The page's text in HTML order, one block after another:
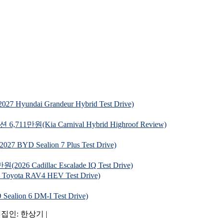
Hyundai Grandeur Hybrid Test Drive)
만원(Kia Carnival Hybrid Highroof Review)
BYD Sealion 7 Plus Test Drive)
(2026 Cadillac Escalade IQ Test Drive)
RAV4 HEV Test Drive)
6 DM-I Test Drive)
인: 한상기 |